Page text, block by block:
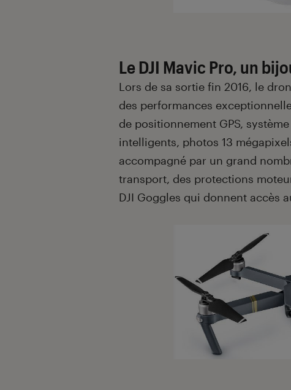
Le DJI Mavic Pro, un
Lors de sa sortie fin 2016, le
des performances
de positionnement GPS,
intelligents, photos 13
accompagné par un grand
transport, des protections
DJI Goggles qui donnent accès